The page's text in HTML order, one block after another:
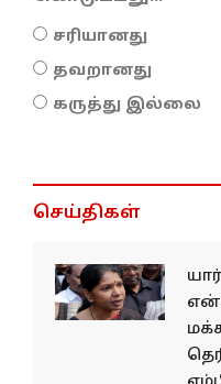
சரியானது
தவறானது
கருத்து இல்லை
செய்திகள்